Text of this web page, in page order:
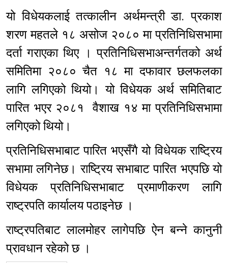
यो विधेयकलाई तत्कालीन अर्थमन्त्री डा. प्रकाश
शरण महतले १८ असोज २०८० मा प्रतिनिधिसभामा
दर्ता गराएका थिए । प्रतिनिधिसभाअन्तर्गतको अर्थ
समितिमा २०८० चैत १८ मा दफावार छलफलका
लागि लगिएको थियो। यो विधेयक अर्थ समितिबाट
पारित भएर २०८१ वैशाख १४ मा प्रतिनिधिसभामा
लगिएको थियो।
प्रतिनिधिसभाबाट पारित भएसँगै यो विधेयक राष्ट्रिय
सभामा लगिनेछ। राष्ट्रिय सभाबाट पारित भएपछि यो
विधेयक प्रतिनिधिसभाबाट प्रमाणीकरण लागि
राष्ट्रपति कार्यालय पठाइनेछ ।
राष्ट्रपतिबाट लालमोहर लागेपछि ऐन बन्ने कानुनी
प्रावधान रहेको छ ।